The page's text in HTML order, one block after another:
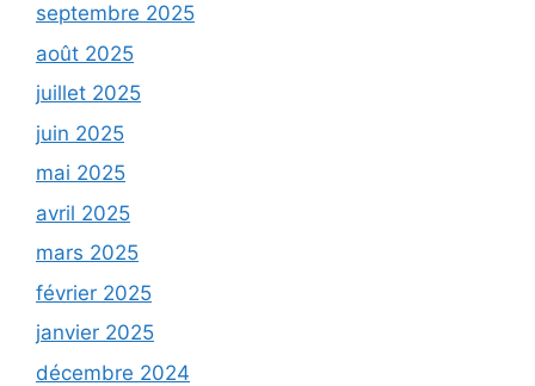
septembre 2025
août 2025
juillet 2025
juin 2025
mai 2025
avril 2025
mars 2025
février 2025
janvier 2025
décembre 2024